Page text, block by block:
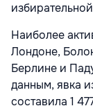
Наиболее
Лондоне,
Берлине и
данным, явка
составила 1